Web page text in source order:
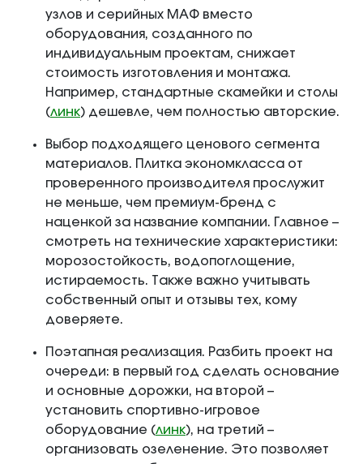
узлов и серийных МАФ вместо
оборудования, созданного по
индивидуальным проектам, снижает
стоимость изготовления и монтажа.
Например, стандартные скамейки и столы
(линк) дешевле, чем полностью авторские.
Выбор подходящего ценового сегмента
материалов. Плитка экономкласса от
проверенного производителя прослужит
не меньше, чем премиум-бренд с
наценкой за название компании. Главное –
смотреть на технические характеристики:
морозостойкость, водопоглощение,
истираемость. Также важно учитывать
собственный опыт и отзывы тех, кому
доверяете.
Поэтапная реализация. Разбить проект на
очереди: в первый год сделать основание
и основные дорожки, на второй –
установить спортивно-игровое
оборудование (линк), на третий –
организовать озеленение. Это позволяет